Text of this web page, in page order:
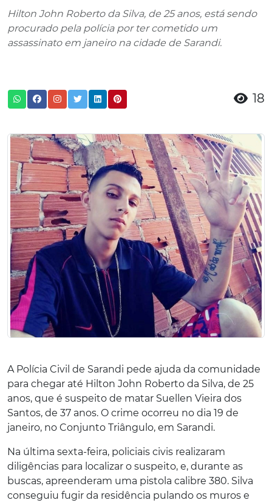
Hilton John Roberto da Silva, de 25 anos, está sendo
procurado pela polícia por ter cometido um
assassinato em janeiro na cidade de Sarandi.
18
A Polícia Civil de Sarandi pede ajuda da comunidade
para chegar até Hilton John Roberto da Silva, de 25
anos, que é suspeito de matar Suellen Vieira dos
Santos, de 37 anos. O crime ocorreu no dia 19 de
janeiro, no Conjunto Triângulo, em Sarandi.
Na última sexta-feira, policiais civis realizaram
diligências para localizar o suspeito, e, durante as
buscas, apreenderam uma pistola calibre 380. Silva
conseguiu fugir da residência pulando os muros e